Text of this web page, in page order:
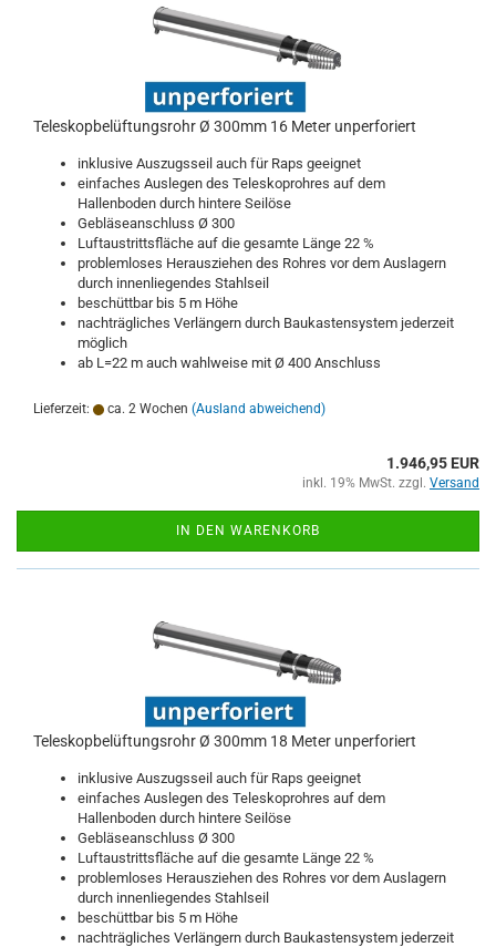
Teleskopbelüftungsrohr Ø 300mm 16 Meter unperforiert
inklusive Auszugsseil auch für Raps geeignet
einfaches Auslegen des Teleskoprohres auf dem
Hallenboden durch hintere Seilöse
Gebläseanschluss Ø 300
Luftaustrittsfläche auf die gesamte Länge 22 %
problemloses Herausziehen des Rohres vor dem Auslagern
durch innenliegendes Stahlseil
beschüttbar bis 5 m Höhe
nachträgliches Verlängern durch Baukastensystem jederzeit
möglich
ab L=22 m auch wahlweise mit Ø 400 Anschluss
Lieferzeit: ca. 2 Wochen (Ausland abweichend)
1.946,95 EUR
inkl. 19% MwSt. zzgl. Versand
IN DEN WARENKORB
Teleskopbelüftungsrohr Ø 300mm 18 Meter unperforiert
inklusive Auszugsseil auch für Raps geeignet
einfaches Auslegen des Teleskoprohres auf dem
Hallenboden durch hintere Seilöse
Gebläseanschluss Ø 300
Luftaustrittsfläche auf die gesamte Länge 22 %
problemloses Herausziehen des Rohres vor dem Auslagern
durch innenliegendes Stahlseil
beschüttbar bis 5 m Höhe
nachträgliches Verlängern durch Baukastensystem jederzeit